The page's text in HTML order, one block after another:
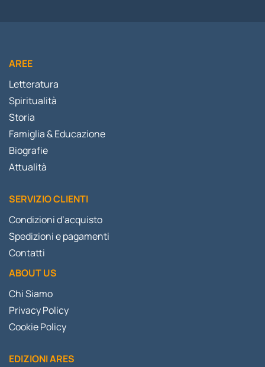
AREE
Letteratura
Spiritualità
Storia
Famiglia & Educazione
Biografie
Attualità
SERVIZIO CLIENTI
Condizioni d’acquisto
Spedizioni e pagamenti
Contatti
ABOUT US
Chi Siamo
Privacy Policy
Cookie Policy
EDIZIONI ARES